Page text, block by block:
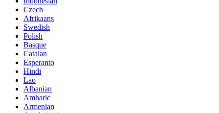
Czech
Afrikaans
Swedish
Polish
Basque
Catalan
Esperanto
Hindi
Lao
Albanian
Amharic
Armenian